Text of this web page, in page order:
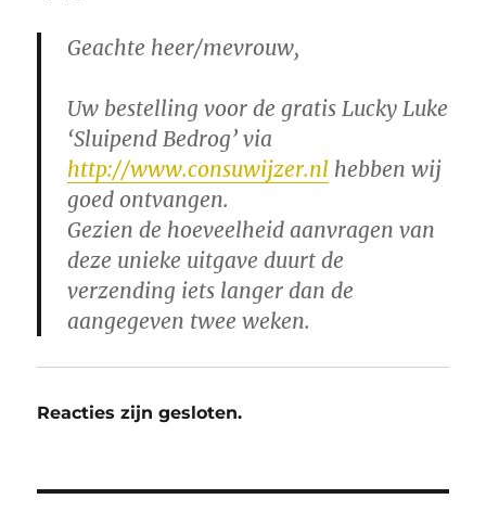
Geachte heer/mevrouw,
Uw bestelling voor de gratis Lucky Luke
‘Sluipend Bedrog’ via
http://www.consuwijzer.nl hebben wij
goed ontvangen.
Gezien de hoeveelheid aanvragen van
deze unieke uitgave duurt de
verzending iets langer dan de
aangegeven twee weken.
Reacties zijn gesloten.